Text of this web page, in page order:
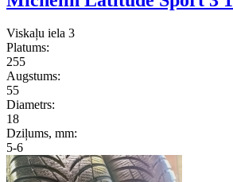
Viskaļu iela 3
Platums:
255
Augstums:
55
Diametrs:
18
Dziļums, mm:
5-6